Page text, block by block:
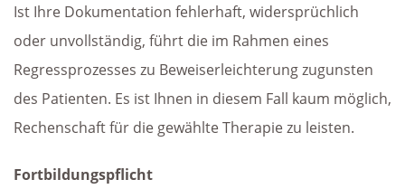
Ist Ihre Dokumentation fehlerhaft, widersprüchlich
oder unvollständig, führt die im Rahmen eines
Regressprozesses zu Beweiserleichterung zugunsten
des Patienten. Es ist Ihnen in diesem Fall kaum möglich,
Rechenschaft für die gewählte Therapie zu leisten.
Fortbildungspflicht